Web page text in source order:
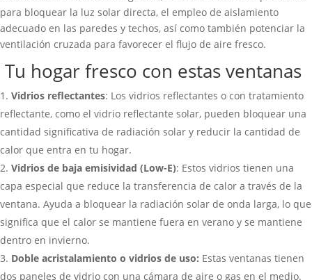
para bloquear la luz solar directa, el empleo de aislamiento
adecuado en las paredes y techos, así como también potenciar la
ventilación cruzada para favorecer el flujo de aire fresco.
Tu hogar fresco con estas ventanas
Vidrios reflectantes: Los vidrios reflectantes o con tratamiento
reflectante, como el vidrio reflectante solar, pueden bloquear una
cantidad significativa de radiación solar y reducir la cantidad de
calor que entra en tu hogar.
Vidrios de baja emisividad (Low-E): Estos vidrios tienen una
capa especial que reduce la transferencia de calor a través de la
ventana. Ayuda a bloquear la radiación solar de onda larga, lo que
significa que el calor se mantiene fuera en verano y se mantiene
dentro en invierno.
Doble acristalamiento o vidrios de uso: Estas ventanas tienen
dos paneles de vidrio con una cámara de aire o gas en el medio.